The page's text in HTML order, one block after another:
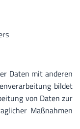
Daten mit anderen
bildet
von Daten zur
Maßnahmen